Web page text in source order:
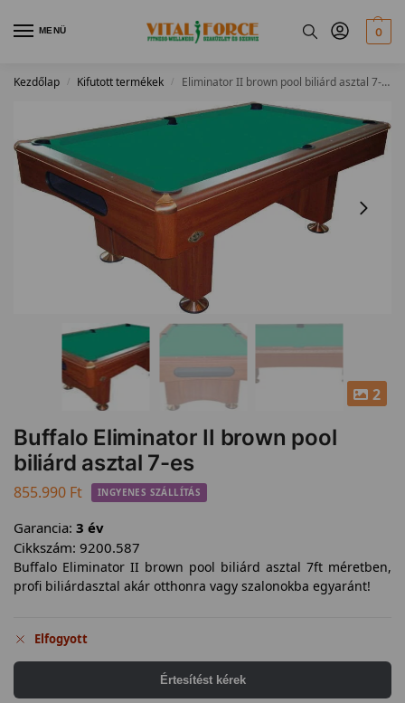
MENÜ 0
Kezdőlap / Kifutott termékek / Eliminator II brown pool biliárd asztal 7-es
2
Buffalo Eliminator II brown pool
biliárd asztal 7-es
855.990 Ft INGYENES SZÁLLÍTÁS
Garancia: 3 év
Cikkszám: 9200.587
Buffalo Eliminator II brown pool biliárd asztal 7ft méretben,
profi biliárdasztal akár otthonra vagy szalonokba egyaránt!
Elfogyott
Értesítést kérek